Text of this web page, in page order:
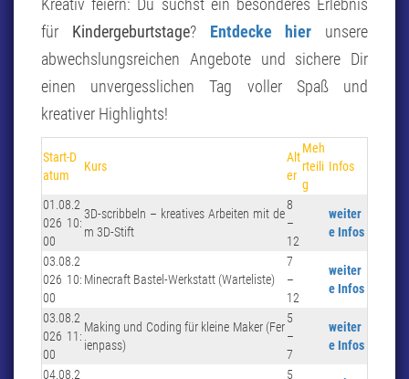
Kreativ feiern: Du suchst ein besonderes Erlebnis
für Kindergeburtstage? Entdecke hier unsere
abwechslungsreichen Angebote und sichere Dir
einen unvergesslichen Tag voller Spaß und
kreativer Highlights!
Start-D
atum
Kurs
Alt
er
Meh
rteili
g
Infos
01.08.2
026 10:
00
3D-scribbeln – kreatives Arbeiten mit de
m 3D-Stift
8
–
12
weiter
e Infos
03.08.2
026 10:
00
Minecraft Bastel-Werkstatt (Warteliste)
7
–
12
weiter
e Infos
03.08.2
026 11:
00
Making und Coding für kleine Maker (Fer
ienpass)
5
–
7
weiter
e Infos
04.08.2
5